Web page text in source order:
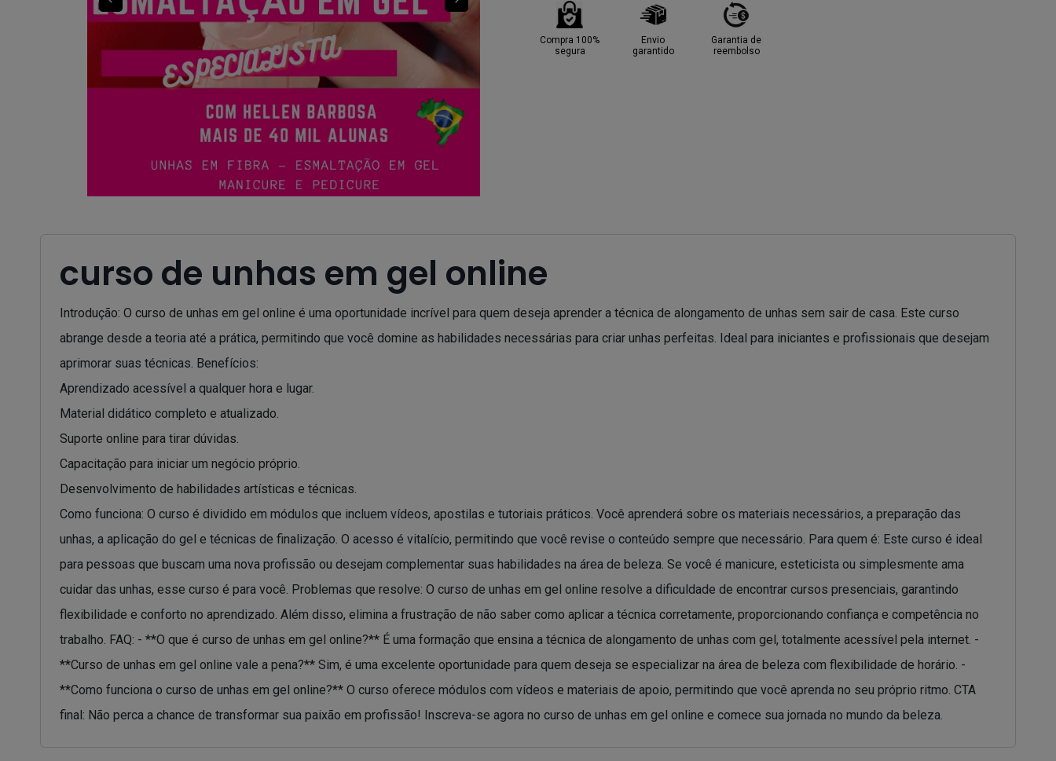
Compra 100%
segura
Envio
garantido
Garantia de
reembolso
curso de unhas em gel online
Introdução: O curso de unhas em gel online é uma oportunidade incrível para quem deseja aprender a técnica de alongamento de unhas sem sair de casa. Este curso
abrange desde a teoria até a prática, permitindo que você domine as habilidades necessárias para criar unhas perfeitas. Ideal para iniciantes e profissionais que desejam
aprimorar suas técnicas. Benefícios:
Aprendizado acessível a qualquer hora e lugar.
Material didático completo e atualizado.
Suporte online para tirar dúvidas.
Capacitação para iniciar um negócio próprio.
Desenvolvimento de habilidades artísticas e técnicas.
Como funciona: O curso é dividido em módulos que incluem vídeos, apostilas e tutoriais práticos. Você aprenderá sobre os materiais necessários, a preparação das
unhas, a aplicação do gel e técnicas de finalização. O acesso é vitalício, permitindo que você revise o conteúdo sempre que necessário. Para quem é: Este curso é ideal
para pessoas que buscam uma nova profissão ou desejam complementar suas habilidades na área de beleza. Se você é manicure, esteticista ou simplesmente ama
cuidar das unhas, esse curso é para você. Problemas que resolve: O curso de unhas em gel online resolve a dificuldade de encontrar cursos presenciais, garantindo
flexibilidade e conforto no aprendizado. Além disso, elimina a frustração de não saber como aplicar a técnica corretamente, proporcionando confiança e competência no
trabalho. FAQ: - **O que é curso de unhas em gel online?** É uma formação que ensina a técnica de alongamento de unhas com gel, totalmente acessível pela internet. -
**Curso de unhas em gel online vale a pena?** Sim, é uma excelente oportunidade para quem deseja se especializar na área de beleza com flexibilidade de horário. -
**Como funciona o curso de unhas em gel online?** O curso oferece módulos com vídeos e materiais de apoio, permitindo que você aprenda no seu próprio ritmo. CTA
final: Não perca a chance de transformar sua paixão em profissão! Inscreva-se agora no curso de unhas em gel online e comece sua jornada no mundo da beleza.